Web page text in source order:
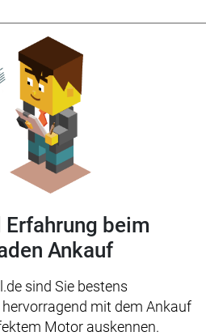
Erfahrung beim
Ankauf
sind Sie bestens
mit dem Ankauf
Motor auskennen.